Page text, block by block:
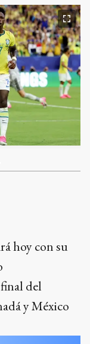
hoy con su
del
y México